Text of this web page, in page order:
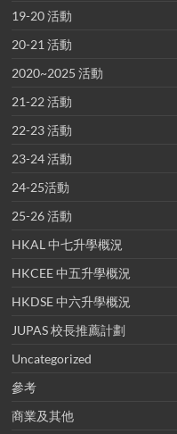
19-20 活動
20-21 活動
2020~2025 活動
21-22 活動
22-23 活動
23-24 活動
24-25活動
25-26 活動
HKAL 中七升學概況
HKCEE 中五升學概況
HKDSE 中六升學概況
JUPAS 校長推薦計劃
Uncategorized
參考
商業及其他